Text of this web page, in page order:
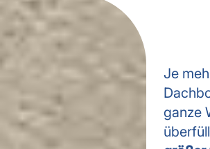
Je
ganze